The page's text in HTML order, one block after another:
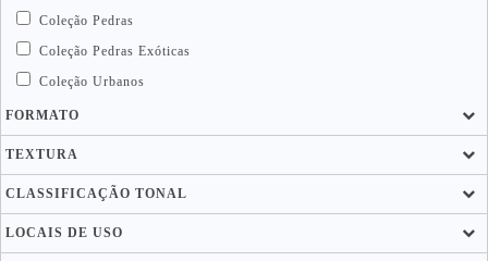
Coleção Pedras
Coleção Pedras Exóticas
Coleção Urbanos
FORMATO
TEXTURA
CLASSIFICAÇÃO TONAL
LOCAIS DE USO